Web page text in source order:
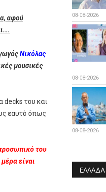
αφού
Νικόλας
μουσικές
decks του και
εαυτό όπως
του
είναι
08-08-2026
08-08-2026
08-08-2026
ΕΛΛΆΔΑ